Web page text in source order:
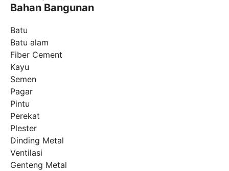
Bahan Bangunan
Batu
Batu alam
Fiber Cement
Kayu
Semen
Pagar
Pintu
Perekat
Plester
Dinding Metal
Ventilasi
Genteng Metal